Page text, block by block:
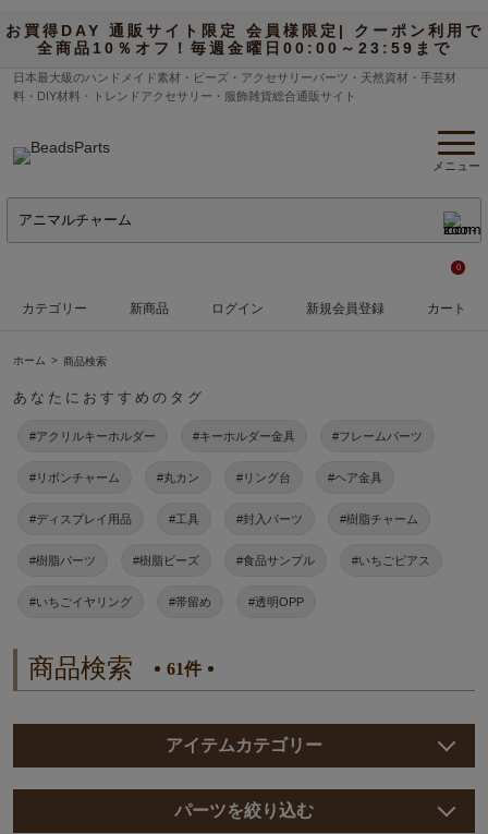
お買得DAY 通販サイト限定 会員様限定| クーポン利用で
全商品10％オフ！毎週金曜日00:00～23:59まで
日本最大級のハンドメイド素材・ビーズ・アクセサリーパーツ・天然資材・手芸材
料・DIY材料・トレンドアクセサリー・服飾雑貨総合通販サイト
メニュー
カテゴリー 新商品 ログイン 新規会員登録
0
カート
ホーム 商品検索
あなたにおすすめのタグ
#アクリルキーホルダー #キーホルダー金具 #フレームパーツ
#リボンチャーム #丸カン #リング台 #ヘア金具
#ディスプレイ用品 #工具 #封入パーツ #樹脂チャーム
#樹脂パーツ #樹脂ビーズ #食品サンプル #いちごピアス
#いちごイヤリング #帯留め #透明OPP
商品検索 61件
アイテムカテゴリー
パーツを絞り込む